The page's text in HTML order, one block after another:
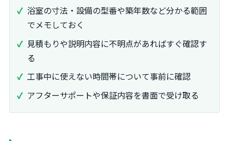
浴室の寸法・設備の型番や築年数など分かる範囲
でメモしておく
見積もりや説明内容に不明点があればすぐ確認す
る
工事中に使えない時間帯について事前に確認
アフターサポートや保証内容を書面で受け取る